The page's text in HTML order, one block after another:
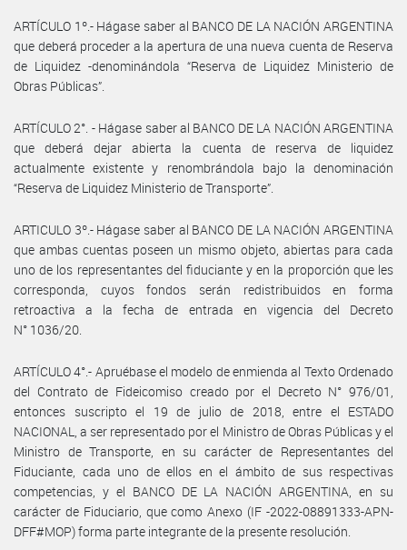
ARTÍCULO 1º.- Hágase saber al BANCO DE LA NACIÓN ARGENTINA
que deberá proceder a la apertura de una nueva cuenta de Reserva
de Liquidez -denominándola “Reserva de Liquidez Ministerio de
Obras Públicas”.
ARTÍCULO 2°. - Hágase saber al BANCO DE LA NACIÓN ARGENTINA
que deberá dejar abierta la cuenta de reserva de liquidez
actualmente existente y renombrándola bajo la denominación
“Reserva de Liquidez Ministerio de Transporte”.
ARTICULO 3º.- Hágase saber al BANCO DE LA NACIÓN ARGENTINA
que ambas cuentas poseen un mismo objeto, abiertas para cada
uno de los representantes del fiduciante y en la proporción que les
corresponda, cuyos fondos serán redistribuidos en forma
retroactiva a la fecha de entrada en vigencia del Decreto
N° 1036/20.
ARTÍCULO 4°.- Apruébase el modelo de enmienda al Texto Ordenado
del Contrato de Fideicomiso creado por el Decreto N° 976/01,
entonces suscripto el 19 de julio de 2018, entre el ESTADO
NACIONAL, a ser representado por el Ministro de Obras Públicas y el
Ministro de Transporte, en su carácter de Representantes del
Fiduciante, cada uno de ellos en el ámbito de sus respectivas
competencias, y el BANCO DE LA NACIÓN ARGENTINA, en su
carácter de Fiduciario, que como Anexo (IF -2022-08891333-APN-
DFF#MOP) forma parte integrante de la presente resolución.